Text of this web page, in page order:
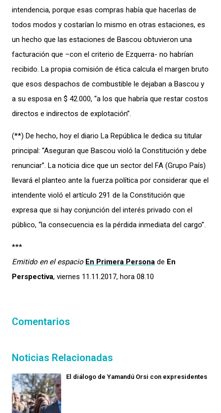
intendencia, porque esas compras había que hacerlas de
todos modos y costarían lo mismo en otras estaciones, es
un hecho que las estaciones de Bascou obtuvieron una
facturación que –con el criterio de Ezquerra- no habrían
recibido. La propia comisión de ética calcula el margen bruto
que esos despachos de combustible le dejaban a Bascou y
a su esposa en $ 42.000, “a los que habría que restar costos
directos e indirectos de explotación”.
(**) De hecho, hoy el diario La República le dedica su titular
principal: “Aseguran que Bascou violó la Constitución y debe
renunciar”. La noticia dice que un sector del FA (Grupo País)
llevará el planteo ante la fuerza política por considerar que el
intendente violó el artículo 291 de la Constitución que
expresa que si hay conjunción del interés privado con el
público, “la consecuencia es la pérdida inmediata del cargo”.
***
Emitido en el espacio En Primera Persona de En
Perspectiva, viernes 11.11.2017, hora 08.10
Comentarios
Noticias Relacionadas
El diálogo de Yamandú Orsi con expresidentes